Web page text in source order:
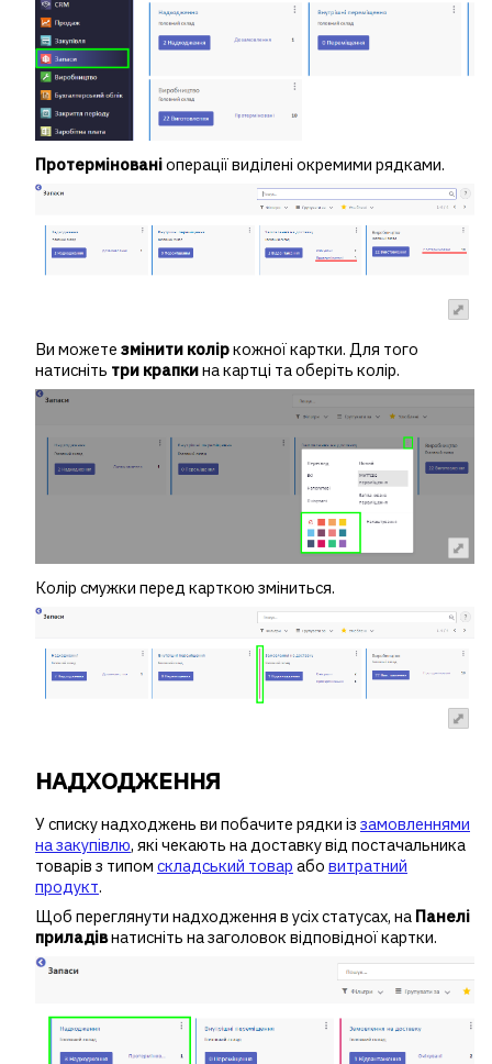
Протермінованіоперації виділені окремими рядками.
Ви можете змінити коліркожної картки. Для того
натисніть три крапкина картці та оберіть колір.
Колір смужки перед карткою зміниться.
НАДХОДЖЕННЯ
У списку надходжень ви побачите рядки із замовленнями
на закупівлю, які чекають на доставку від постачальника
товарів з типом складський товар або витратний
продукт.
Щоб переглянути надходження в усіх статусах, на Панелі
приладівнатисніть на заголовок відповідної картки.